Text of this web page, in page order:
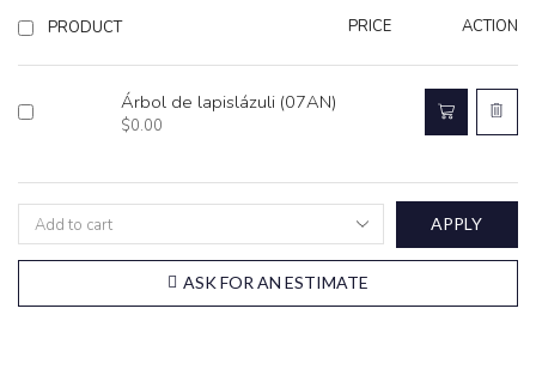
PRODUCT PRICE ACTION
Árbol de lapislázuli (07AN)
$0.00
APPLY
ASK FOR AN ESTIMATE